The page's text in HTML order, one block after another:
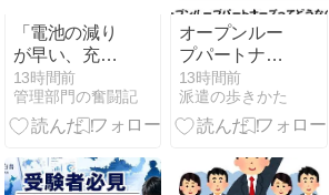
「電池の減り
が早い、充電
しっぱなしの
せいか!?」と
電話が来た
別にいた〜
13時間前
管理部門の奮闘記
オープンルー
プパートナー
ズは最悪？釣
り求人の見分
け方を派遣営
13時間前
派遣の歩きかた